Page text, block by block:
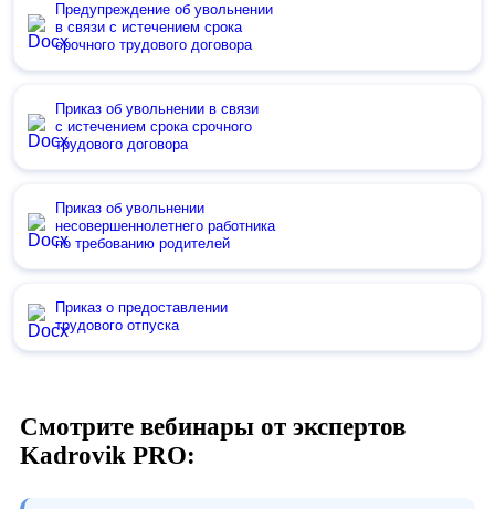
Предупреждение об увольнении
в связи с истечением срока
срочного трудового договора
Приказ об увольнении в связи
с истечением срока срочного
трудового договора
Приказ об увольнении
несовершеннолетнего работника
по требованию родителей
Приказ о предоставлении
трудового отпуска
Смотрите вебинары от экспертов
Kadrovik PRO: